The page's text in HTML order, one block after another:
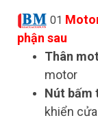
01
phận sau
Thân
motor
Nút bấm
khiển